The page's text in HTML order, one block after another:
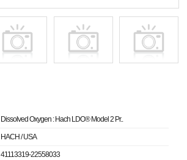
Dissolved Oxygen : Hach LDO® Model 2 Pr..
HACH / USA
41113319-22558033